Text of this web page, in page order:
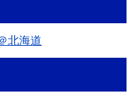
北海道